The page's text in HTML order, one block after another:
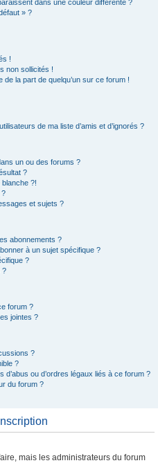
dans une couleur différente ?
» ?
!
non sollicités !
la part de quelqu’un sur ce forum !
de ma liste d’amis et d’ignorés ?
un ou des forums ?
?
?!
?
et sujets ?
abonnements ?
à un sujet spécifique ?
?
?
forum ?
jointes ?
?
?
ou d’ordres légaux liés à ce forum ?
du forum ?
mais les administrateurs du forum